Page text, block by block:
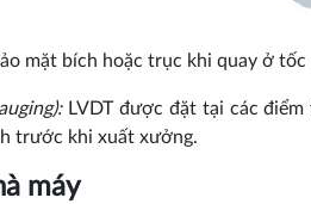
mặt bích hoặc trục khi quay ở
LVDT được đặt tại các điểm
trước khi xuất xưởng.
máy